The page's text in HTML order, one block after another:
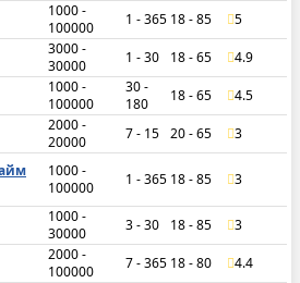
1000 -
100000
1 - 365 18 - 85 5
3000 -
30000
1 - 30 18 - 65 4.9
1000 -
100000
30 -
180
18 - 65 4.5
2000 -
20000
7 - 15 20 - 65
3
1000 -
100000
1 - 365 18 - 85 3
1000 -
30000
3 - 30 18 - 85 3
2000 -
100000
7 - 365 18 - 80 4.4